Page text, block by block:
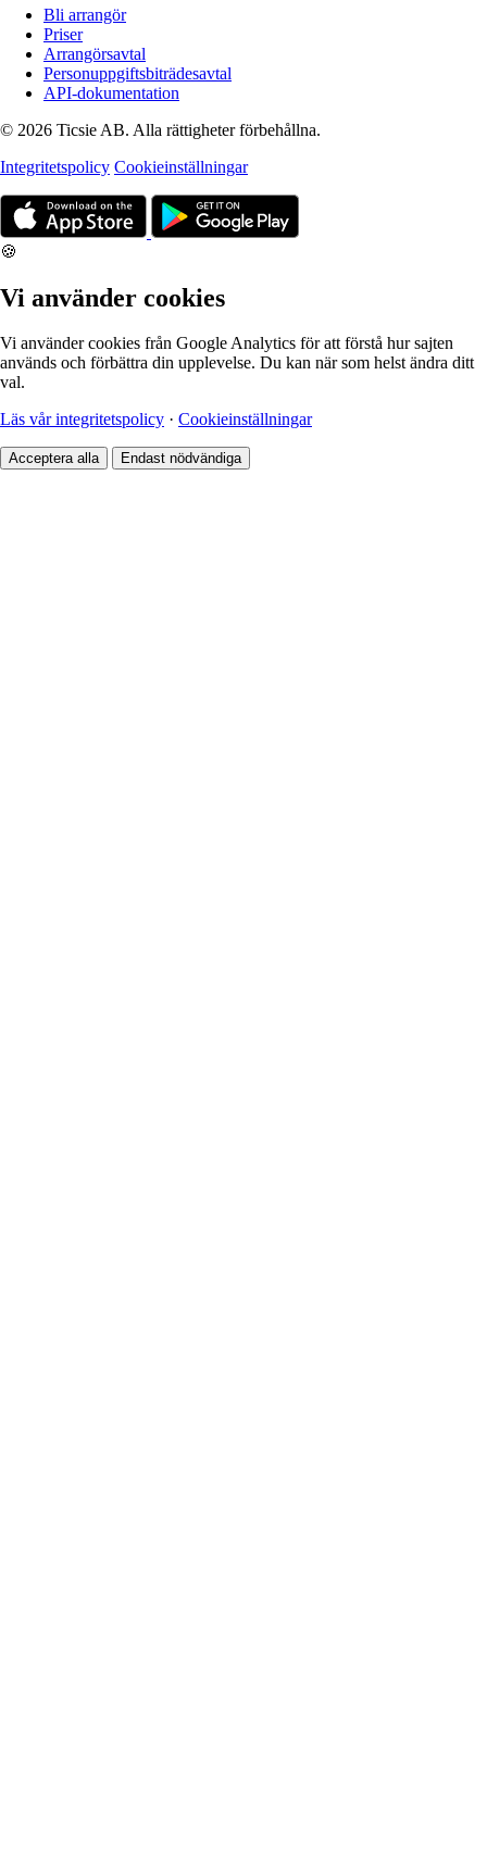
Bli arrangör
Priser
Arrangörsavtal
Personuppgiftsbiträdesavtal
API-dokumentation
© 2026 Ticsie AB. Alla rättigheter förbehållna.
Integritetspolicy Cookieinställningar
🍪
Vi använder cookies
Vi använder cookies från Google Analytics för att förstå hur sajten
används och förbättra din upplevelse. Du kan när som helst ändra ditt
val.
Läs vår integritetspolicy · Cookieinställningar
Acceptera alla Endast nödvändiga